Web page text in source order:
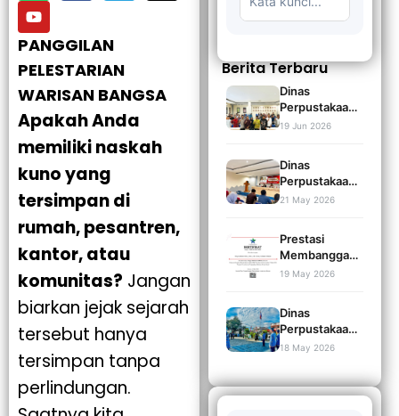
PANGGILAN
PELESTARIAN
WARISAN BANGSA
Apakah Anda
memiliki naskah
kuno yang
tersimpan di
rumah, pesantren,
kantor, atau
komunitas? Jangan
biarkan jejak sejarah
tersebut hanya
tersimpan tanpa
perlindungan.
Berita Terbaru
Dinas
Perpustakaan
dan Kearsipan
Sosialisasi dan
Digitalisasi
Naskah Kuno
19 Jun 2026
Dinas
Perpustakaan
Dan Kearsipan
Menggelar
Sosialisasi dan
Advokasi
Perpustakaan
Tahun 2026
21 May 2026
Prestasi
Membanggaka
n, Dua
Kabupaten
Bone Raih
Penghargaan
RI pada
Pelaporan SIM
19 May 2026
Dinas
Perpustakaan
dan Kearsipan
Bone
Melaksanakan
18 May 2026